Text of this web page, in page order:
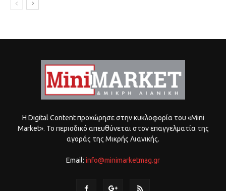
Η Digital Content προχώρησε στην κυκλοφορία του «Mini
Market». Το περιοδικό απευθύνεται στον επαγγελματία της
αγοράς της Μικρής Λιανικής.
Email: info@minimarketmag.gr